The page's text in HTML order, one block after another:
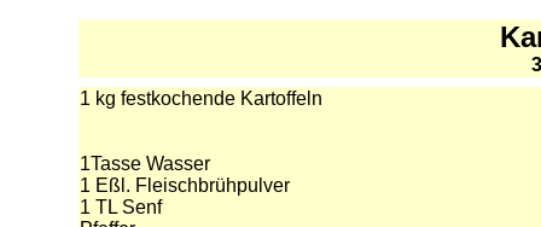
1 kg festkochende Kartoffeln
1Tasse Wasser
1 Eßl. Fleischbrühpulver
1 TL Senf